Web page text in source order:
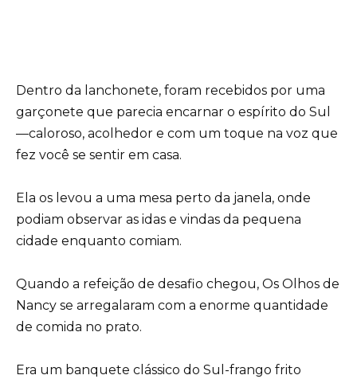
Dentro da lanchonete, foram recebidos por uma
garçonete que parecia encarnar o espírito do Sul
—caloroso, acolhedor e com um toque na voz que
fez você se sentir em casa.
Ela os levou a uma mesa perto da janela, onde
podiam observar as idas e vindas da pequena
cidade enquanto comiam.
Quando a refeição de desafio chegou, Os Olhos de
Nancy se arregalaram com a enorme quantidade
de comida no prato.
Era um banquete clássico do Sul-frango frito